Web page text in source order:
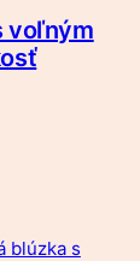
voľným